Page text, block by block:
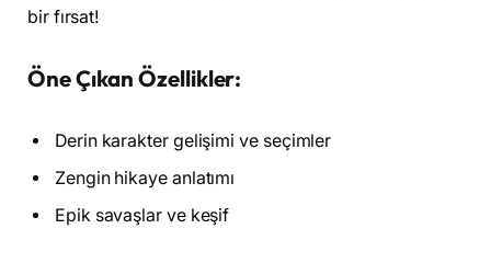
bir fırsat!
Öne Çıkan Özellikler:
Derin karakter gelişimi ve seçimler
Zengin hikaye anlatımı
Epik savaşlar ve keşif